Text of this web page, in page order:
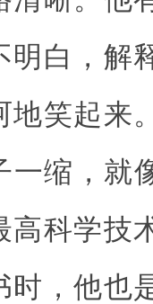
明白，解
地笑起来
缩，就
高科学技
时，他也